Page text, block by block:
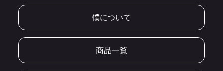
僕について
商品一覧